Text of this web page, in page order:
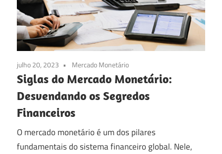
veio
ao
lugar
certo!
julho 20, 2023 Mercado Monetário
Siglas do Mercado Monetário:
Desvendando os Segredos
Financeiros
O mercado monetário é um dos pilares
fundamentais do sistema financeiro global. Nele,